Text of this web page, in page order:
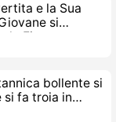
e la Sua
si
la Figa a
bollente si
si fa troia in